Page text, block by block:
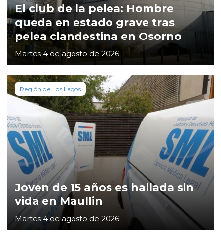
El club de la pelea: Hombre
queda en estado grave tras
pelea clandestina en Osorno
Martes 4 de agosto de 2026
Región de Los Lagos
Joven de 15 años es hallada sin
vida en Maullin
Martes 4 de agosto de 2026